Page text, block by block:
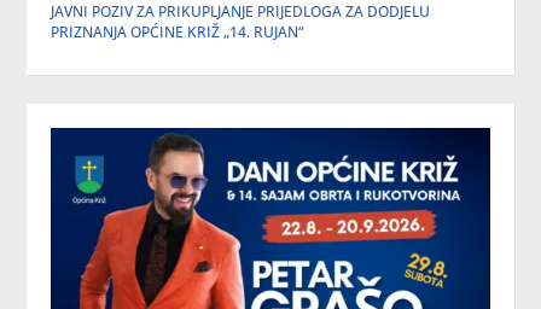
JAVNI POZIV ZA PRIKUPLJANJE PRIJEDLOGA ZA DODJELU
PRIZNANJA OPĆINE KRIŽ „14. RUJAN“